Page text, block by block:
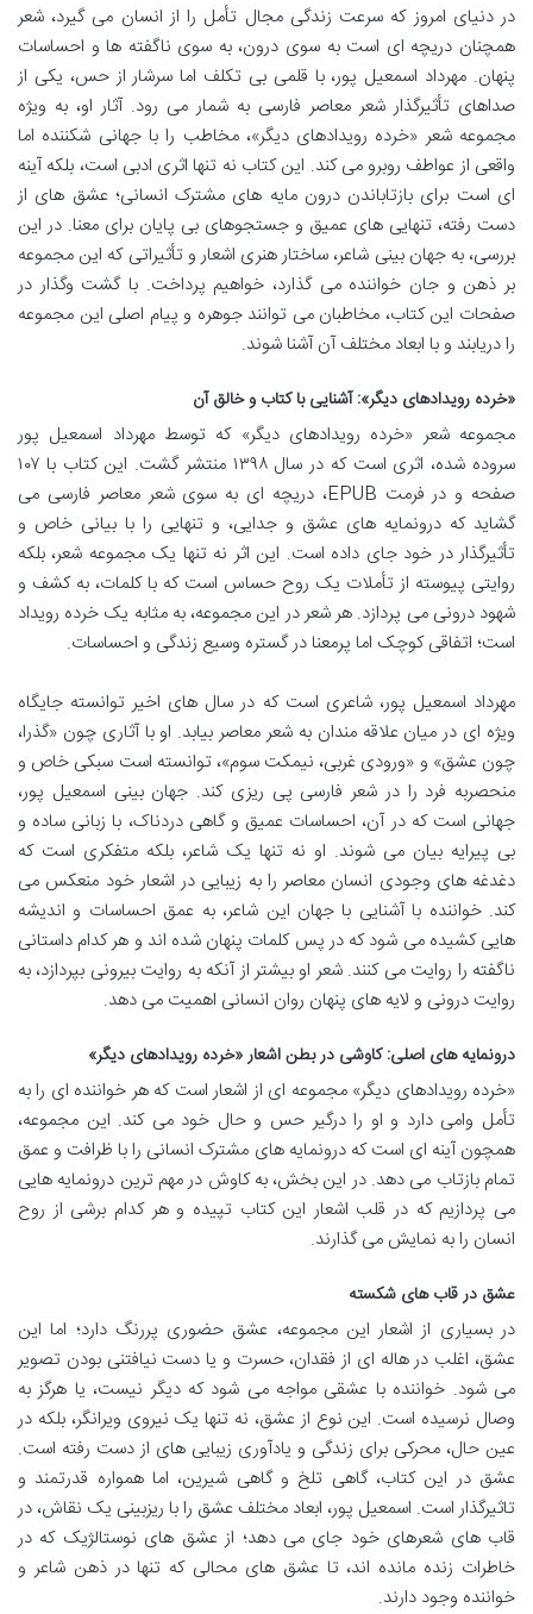
در دنیای امروز که سرعت زندگی مجال تأمل را از انسان می گیرد، شعر
همچنان دریچه ای است به سوی درون، به سوی ناگفته ها و احساسات
پنهان. مهرداد اسمعیل پور، با قلمی بی تکلف اما سرشار از حس، یکی از
صداهای تأثیرگذار شعر معاصر فارسی به شمار می رود. آثار او، به ویژه
مجموعه شعر «خرده رویدادهای دیگر»، مخاطب را با جهانی شکننده اما
واقعی از عواطف روبرو می کند. این کتاب نه تنها اثری ادبی است، بلکه آینه
ای است برای بازتاباندن درون مایه های مشترک انسانی؛ عشق های از
دست رفته، تنهایی های عمیق و جستجوهای بی پایان برای معنا. در این
بررسی، به جهان بینی شاعر، ساختار هنری اشعار و تأثیراتی که این مجموعه
بر ذهن و جان خواننده می گذارد، خواهیم پرداخت. با گشت وگذار در
صفحات این کتاب، مخاطبان می توانند جوهره و پیام اصلی این مجموعه
را دریابند و با ابعاد مختلف آن آشنا شوند.
«خرده رویدادهای دیگر»: آشنایی با کتاب و خالق آن
مجموعه شعر «خرده رویدادهای دیگر» که توسط مهرداد اسمعیل پور
سروده شده، اثری است که در سال ۱۳۹۸ منتشر گشت. این کتاب با ۱۰۷
صفحه و در فرمت EPUB، دریچه ای به سوی شعر معاصر فارسی می
گشاید که درونمایه های عشق و جدایی، و تنهایی را با بیانی خاص و
تأثیرگذار در خود جای داده است. این اثر نه تنها یک مجموعه شعر، بلکه
روایتی پیوسته از تأملات یک روح حساس است که با کلمات، به کشف و
شهود درونی می پردازد. هر شعر در این مجموعه، به مثابه یک خرده رویداد
است؛ اتفاقی کوچک اما پرمعنا در گستره وسیع زندگی و احساسات.
مهرداد اسمعیل پور، شاعری است که در سال های اخیر توانسته جایگاه
ویژه ای در میان علاقه مندان به شعر معاصر بیابد. او با آثاری چون «گذرا،
چون عشق» و «ورودی غربی، نیمکت سوم»، توانسته است سبکی خاص و
منحصربه فرد را در شعر فارسی پی ریزی کند. جهان بینی اسمعیل پور،
جهانی است که در آن، احساسات عمیق و گاهی دردناک، با زبانی ساده و
بی پیرایه بیان می شوند. او نه تنها یک شاعر، بلکه متفکری است که
دغدغه های وجودی انسان معاصر را به زیبایی در اشعار خود منعکس می
کند. خواننده با آشنایی با جهان این شاعر، به عمق احساسات و اندیشه
هایی کشیده می شود که در پس کلمات پنهان شده اند و هر کدام داستانی
ناگفته را روایت می کنند. شعر او بیشتر از آنکه به روایت بیرونی بپردازد، به
روایت درونی و لایه های پنهان روان انسانی اهمیت می دهد.
درونمایه های اصلی: کاوشی در بطن اشعار «خرده رویدادهای دیگر»
«خرده رویدادهای دیگر» مجموعه ای از اشعار است که هر خواننده ای را به
تأمل وامی دارد و او را درگیر حس و حال خود می کند. این مجموعه،
همچون آینه ای است که درونمایه های مشترک انسانی را با ظرافت و عمق
تمام بازتاب می دهد. در این بخش، به کاوش در مهم ترین درونمایه هایی
می پردازیم که در قلب اشعار این کتاب تپیده و هر کدام برشی از روح
انسان را به نمایش می گذارند.
عشق در قاب های شکسته
در بسیاری از اشعار این مجموعه، عشق حضوری پررنگ دارد؛ اما این
عشق، اغلب در هاله ای از فقدان، حسرت و یا دست نیافتنی بودن تصویر
می شود. خواننده با عشقی مواجه می شود که دیگر نیست، یا هرگز به
وصال نرسیده است. این نوع از عشق، نه تنها یک نیروی ویرانگر، بلکه در
عین حال، محرکی برای زندگی و یادآوری زیبایی های از دست رفته است.
عشق در این کتاب، گاهی تلخ و گاهی شیرین، اما همواره قدرتمند و
تاثیرگذار است. اسمعیل پور، ابعاد مختلف عشق را با ریزبینی یک نقاش، در
قاب های شعرهای خود جای می دهد؛ از عشق های نوستالژیک که در
خاطرات زنده مانده اند، تا عشق های محالی که تنها در ذهن شاعر و
خواننده وجود دارند.